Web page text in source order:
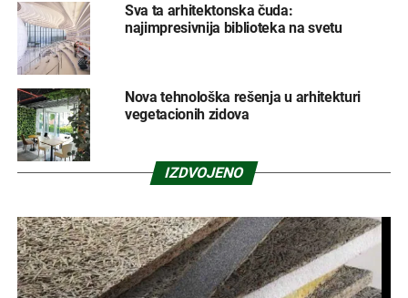
Sva ta arhitektonska čuda:
najimpresivnija biblioteka na svetu
Nova tehnološka rešenja u arhitekturi
vegetacionih zidova
IZDVOJENO